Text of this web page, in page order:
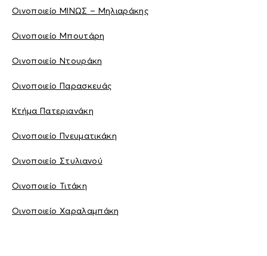
Οινοποιείο ΜΙΝΩΣ – Μηλιαράκης
Οινοποιείο Μπουτάρη
Οινοποιείο Ντουράκη
Οινοποιείο Παρασκευάς
Κτήμα Πατεριανάκη
Οινοποιείο Πνευματικάκη
Οινοποιείο Στυλιανού
Οινοποιείο Τιτάκη
Οινοποιείο Χαραλαμπάκη